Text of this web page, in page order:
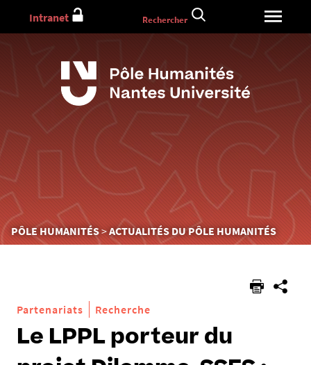
au
Vous
êtes
PÔLE HUMANITÉS ACTUALITÉS DU PÔLE HUMANITÉS
Intranet Rechercher
Partenariats Recherche
Le LPPL porteur du